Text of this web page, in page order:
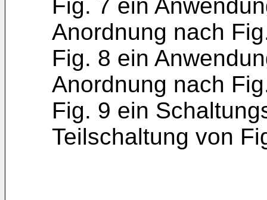
Fig. 7 ein
Anordnung nach
Fig. 8 ein
Anordnung nach
Fig. 9 ein
Teilschaltung von